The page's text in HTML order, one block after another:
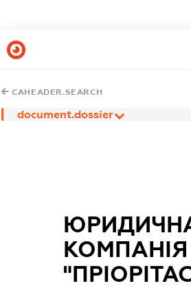
CAHEADER.SEARCH
document.dossier
КОМПАНІЯ